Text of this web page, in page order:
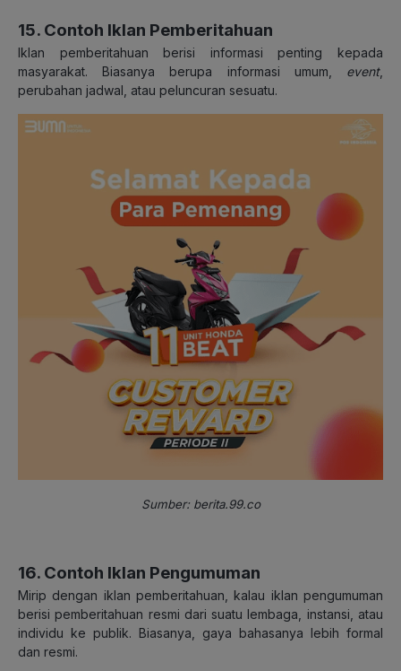
15. Contoh Iklan Pemberitahuan
Iklan pemberitahuan berisi informasi penting kepada
masyarakat. Biasanya berupa informasi umum, event,
perubahan jadwal, atau peluncuran sesuatu.
Sumber: berita.99.co
16. Contoh Iklan Pengumuman
Mirip dengan iklan pemberitahuan, kalau iklan pengumuman
berisi pemberitahuan resmi dari suatu lembaga, instansi, atau
individu ke publik. Biasanya, gaya bahasanya lebih formal
dan resmi.